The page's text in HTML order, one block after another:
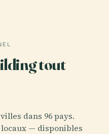
tout
dans 96 pays.
— disponibles